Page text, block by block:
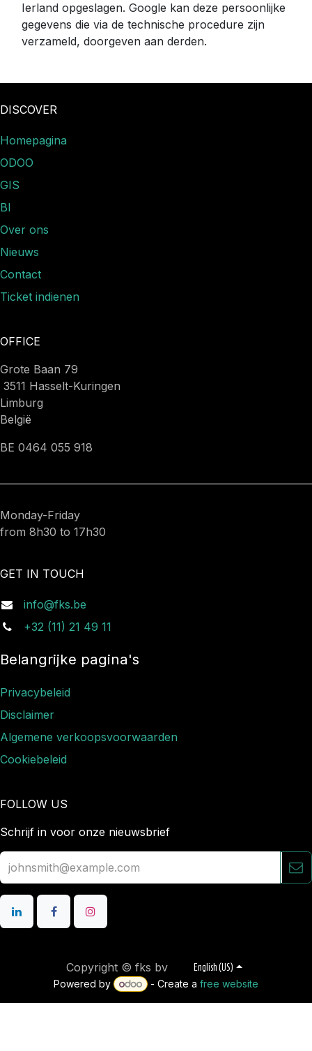
Ierland opgeslagen. Google kan deze persoonlijke
gegevens die via de technische procedure zijn
verzameld, doorgeven aan derden.
DISCOVER
Homepagina
ODOO
GIS
BI
Over ons
Nieuws​
Contact
Ticket indienen
OFFICE
Grote Baan 79
3511 Hasselt-Kuringen
Limburg
België
BE 0464 055 918
Monday-Friday
from 8h30 to 17h30
GET IN TOUCH
info@fks.be
+32 (11) 21 49 11
Belangrijke pagina's
Privacybeleid
Disclaimer
Algemene verkoopsvoorwaarden
Cookiebeleid
FOLLOW US
Schrijf in voor onze nieuwsbrief
Copyright © fks bv English (US)
Powered by - Create a free website